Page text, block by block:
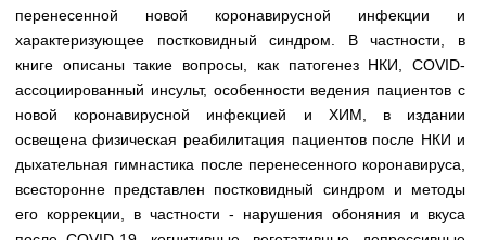
Нормативы экстренной и неотложной помощи
Нормы лабораторных и инструментальных
исследований
Обратная связь
Добавить материал
FAQ
перенесенной новой коронавирусной инфекции и
характеризующее постковидный синдром. В частности, в
книге описаны такие вопросы, как патогенез НКИ, COVID-
ассоциированный инсульт, особенности ведения пациентов с
новой коронавирусной инфекцией и ХИМ, в издании
освещена физическая реабилитация пациентов после НКИ и
дыхательная гимнастика после перенесенного коронавируса,
всесторонне представлен постковидный синдром и методы
его коррекции, в частности - нарушения обоняния и вкуса